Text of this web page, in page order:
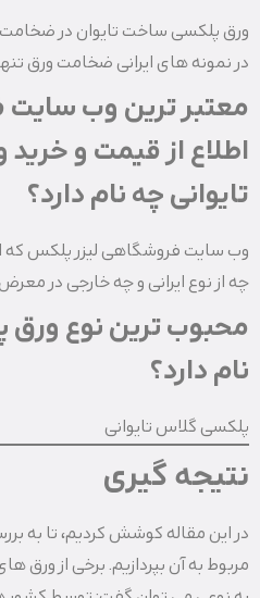
ورق پلکسی ساخت تایوان در
در نمونه های ایرانی ضخامت ورق تنها ۲ میل
معتبر ترین وب
اطلاع از قیمت و
تایوانی چه نام دارد؟
وب سایت فروشگاهی لیزر پلکس که
چه از نوع ایرانی و چه خارجی در
محبوب ترین نوع
نام دارد؟
پلکسی گلاس تایوانی
نتیجه گیری
در این مقاله کوشش کردیم، تا به
مربوط به آن بپردازیم. برخی از ورق